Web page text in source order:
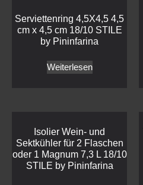
Serviettenring 4,5X4,5 4,5
cm x 4,5 cm 18/10 STILE
by Pininfarina
Weiterlesen
Isolier Wein- und
Sektkühler für 2 Flaschen
oder 1 Magnum 7,3 L 18/10
STILE by Pininfarina